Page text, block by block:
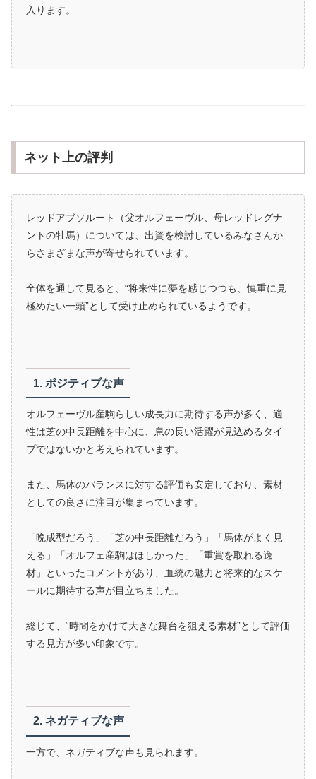
入ります。
ネット上の評判
レッドアブソルート（父オルフェーヴル、母レッドレグナ
ントの牡馬）については、出資を検討しているみなさんか
らさまざまな声が寄せられています。
全体を通して見ると、“将来性に夢を感じつつも、慎重に見
極めたい一頭”として受け止められているようです。
1. ポジティブな声
オルフェーヴル産駒らしい成長力に期待する声が多く、適
性は芝の中長距離を中心に、息の長い活躍が見込めるタイ
プではないかと考えられています。
また、馬体のバランスに対する評価も安定しており、素材
としての良さに注目が集まっています。
「晩成型だろう」「芝の中長距離だろう」「馬体がよく見
える」「オルフェ産駒はほしかった」「重賞を取れる逸
材」といったコメントがあり、血統の魅力と将来的なスケ
ールに期待する声が目立ちました。
総じて、“時間をかけて大きな舞台を狙える素材”として評価
する見方が多い印象です。
2. ネガティブな声
一方で、ネガティブな声も見られます。